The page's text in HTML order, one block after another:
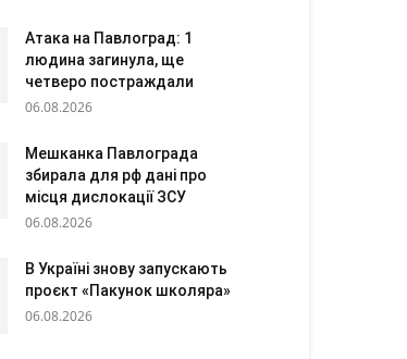
Атака на Павлоград: 1
людина загинула, ще
четверо постраждали
06.08.2026
Мешканка Павлограда
збирала для рф дані про
місця дислокації ЗСУ
06.08.2026
В Україні знову запускають
проєкт «Пакунок школяра»
06.08.2026